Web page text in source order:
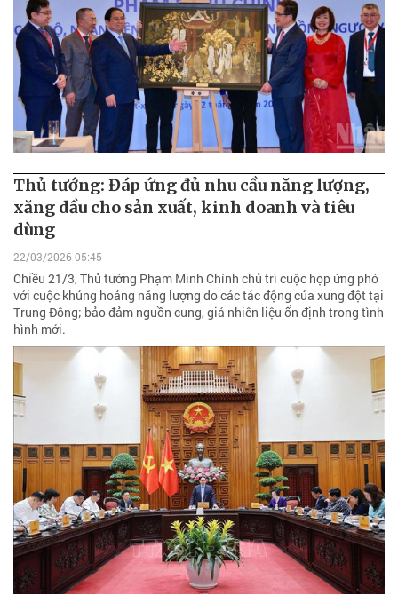
Thủ tướng: Đáp ứng đủ nhu cầu năng lượng,
xăng dầu cho sản xuất, kinh doanh và tiêu
dùng
22/03/2026 05:45
Chiều 21/3, Thủ tướng Phạm Minh Chính chủ trì cuộc họp ứng phó
với cuộc khủng hoảng năng lượng do các tác động của xung đột tại
Trung Đông; bảo đảm nguồn cung, giá nhiên liệu ổn định trong tình
hình mới.